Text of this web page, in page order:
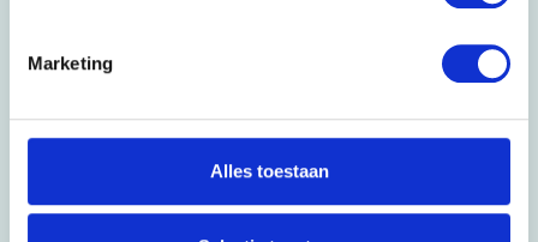
Marketing
Alles toestaan